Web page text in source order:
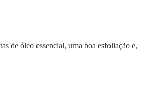
de óleo essencial, uma boa esfoliação e,